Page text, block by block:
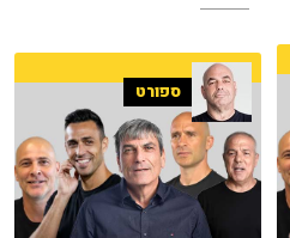
ספורט